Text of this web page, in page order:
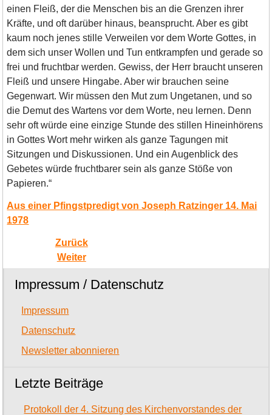
einen Fleiß, der die Menschen bis an die Grenzen ihrer
Kräfte, und oft darüber hinaus, beansprucht. Aber es gibt
kaum noch jenes stille Verweilen vor dem Worte Gottes, in
dem sich unser Wollen und Tun entkrampfen und gerade so
frei und fruchtbar werden. Gewiss, der Herr braucht unseren
Fleiß und unsere Hingabe. Aber wir brauchen seine
Gegenwart. Wir müssen den Mut zum Ungetanen, und so
die Demut des Wartens vor dem Worte, neu lernen. Denn
sehr oft würde eine einzige Stunde des stillen Hineinhörens
in Gottes Wort mehr wirken als ganze Tagungen mit
Sitzungen und Diskussionen. Und ein Augenblick des
Gebetes würde fruchtbarer sein als ganze Stöße von
Papieren.“
Aus einer Pfingstpredigt von Joseph Ratzinger 14. Mai
1978
Zurück
Weiter
Impressum / Datenschutz
Impressum
Datenschutz
Newsletter abonnieren
Letzte Beiträge
Protokoll der 4. Sitzung des Kirchenvorstandes der